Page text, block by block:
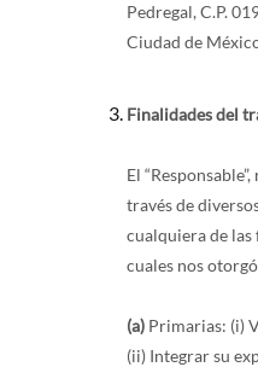
Pedregal, C.P.
Ciudad de
Finalidades del
El
través de
cualquiera de las
cuales nos
(a)Primarias: (i)
(ii) Integrar su